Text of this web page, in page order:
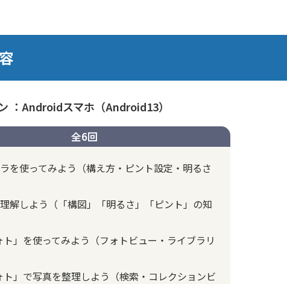
：Androidスマホ（Android13）
全6回
を使ってみよう（構え方・ピント設定・明るさ
解しよう（「構図」「明るさ」「ピント」の知
」を使ってみよう（フォトビュー・ライブラリ
」で写真を整理しよう（検索・コレクションビ